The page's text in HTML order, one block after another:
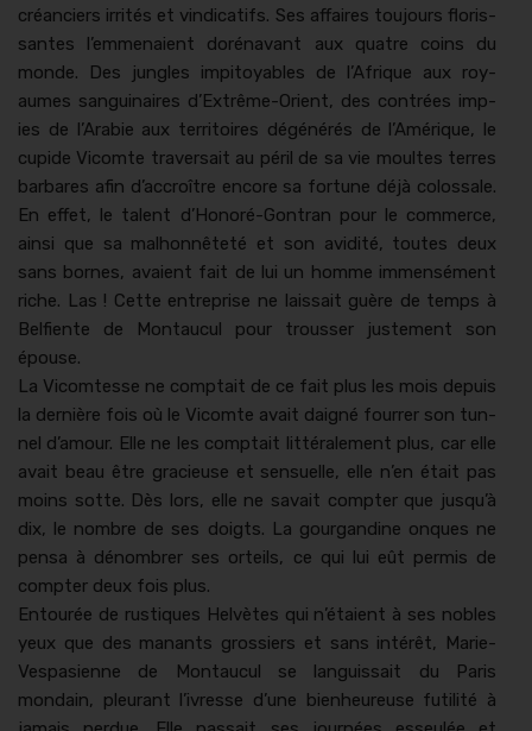
créanciers irrités et vin­di­cat­ifs. Ses affaires tou­jours floris­
santes l’emmenaient doré­na­vant aux qua­tre coins du
monde. Des jun­gles impi­toy­ables de l’Afrique aux roy­
aumes san­guinaires d’Extrême-Orient, des con­trées imp­
ies de l’Arabie aux ter­ri­toires dégénérés de l’Amérique, le
cupi­de Vicomte tra­ver­sait au péril de sa vie moultes ter­res
bar­bares afin d’accroître encore sa for­tune déjà colos­sale.
En effet, le tal­ent d’Honoré-Gontran pour le com­merce,
ain­si que sa mal­hon­nêteté et son avid­ité, toutes deux
sans bornes, avaient fait de lui un homme immen­sé­ment
riche. Las ! Cette entre­prise ne lais­sait guère de temps à
Belfiente de Mon­tau­cul pour trouss­er juste­ment son
épouse.
La Vicomtesse ne comp­tait de ce fait plus les mois depuis
la dernière fois où le Vicomte avait daigné four­rer son tun­
nel d’amour. Elle ne les comp­tait lit­térale­ment plus, car elle
avait beau être gra­cieuse et sen­suelle, elle n’en était pas
moins sotte. Dès lors, elle ne savait compter que jusqu’à
dix, le nom­bre de ses doigts. La gour­gan­dine onques ne
pen­sa à dénom­br­er ses orteils, ce qui lui eût per­mis de
compter deux fois plus.
Entourée de rus­tiques Helvètes qui n’étaient à ses nobles
yeux que des man­ants grossiers et sans intérêt, Marie-
Ves­pasi­enne de Mon­tau­cul se lan­guis­sait du Paris
mondain, pleu­rant l’ivresse d’une bien­heureuse futil­ité à